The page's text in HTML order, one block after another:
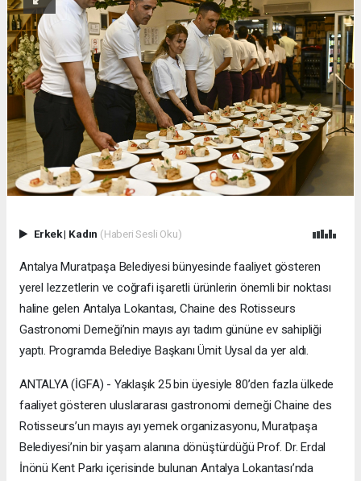
Erkek| Kadın (Haberi Sesli Oku)
Antalya Muratpaşa Belediyesi bünyesinde faaliyet gösteren
yerel lezzetlerin ve coğrafi işaretli ürünlerin önemli bir noktası
haline gelen Antalya Lokantası, Chaine des Rotisseurs
Gastronomi Derneği’nin mayıs ayı tadım gününe ev sahipliği
yaptı. Programda Belediye Başkanı Ümit Uysal da yer aldı.
ANTALYA (İGFA) - Yaklaşık 25 bin üyesiyle 80’den fazla ülkede
faaliyet gösteren uluslararası gastronomi derneği Chaine des
Rotisseurs’un mayıs ayı yemek organizasyonu, Muratpaşa
Belediyesi’nin bir yaşam alanına dönüştürdüğü Prof. Dr. Erdal
İnönü Kent Parkı içerisinde bulunan Antalya Lokantası’nda